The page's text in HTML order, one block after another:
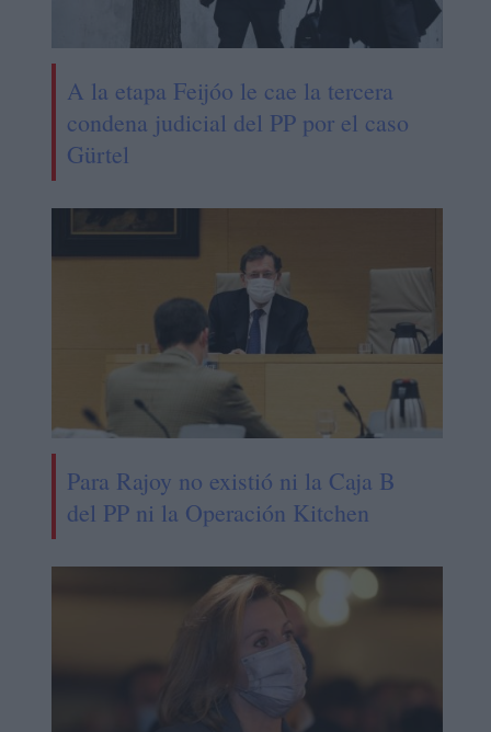
A la etapa Feijóo le cae la tercera
condena judicial del PP por el caso
Gürtel
Para Rajoy no existió ni la Caja B
del PP ni la Operación Kitchen